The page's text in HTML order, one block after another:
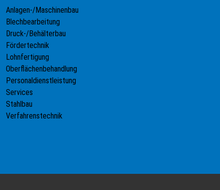
Anlagen-/Maschinenbau
Blechbearbeitung
Druck-/Behälterbau
Fördertechnik
Lohnfertigung
Oberflächenbehandlung
Personaldienstleistung
Services
Stahlbau
Verfahrenstechnik